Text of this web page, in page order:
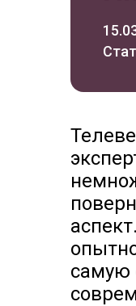
самую